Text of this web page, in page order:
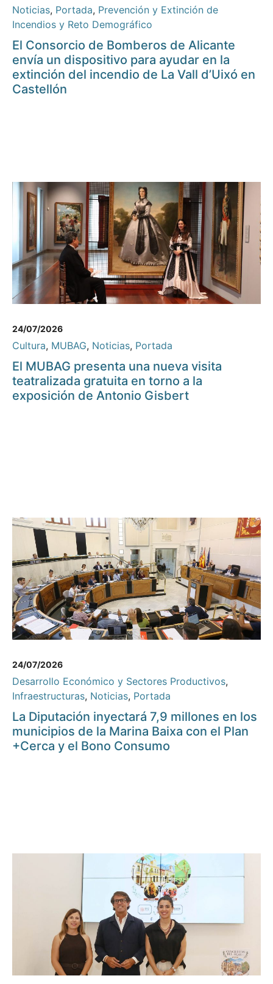
Noticias, Portada, Prevención y Extinción de
Incendios y Reto Demográfico
El Consorcio de Bomberos de Alicante
envía un dispositivo para ayudar en la
extinción del incendio de La Vall d’Uixó en
Castellón
24/07/2026
Cultura, MUBAG, Noticias, Portada
El MUBAG presenta una nueva visita
teatralizada gratuita en torno a la
exposición de Antonio Gisbert
24/07/2026
Desarrollo Económico y Sectores Productivos,
Infraestructuras, Noticias, Portada
La Diputación inyectará 7,9 millones en los
municipios de la Marina Baixa con el Plan
+Cerca y el Bono Consumo